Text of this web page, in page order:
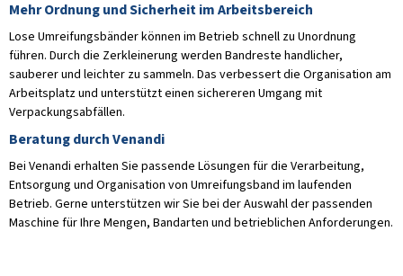
Mehr Ordnung und Sicherheit im Arbeitsbereich
Lose Umreifungsbänder können im Betrieb schnell zu Unordnung
führen. Durch die Zerkleinerung werden Bandreste handlicher,
sauberer und leichter zu sammeln. Das verbessert die Organisation am
Arbeitsplatz und unterstützt einen sichereren Umgang mit
Verpackungsabfällen.
Beratung durch Venandi
Bei Venandi erhalten Sie passende Lösungen für die Verarbeitung,
Entsorgung und Organisation von Umreifungsband im laufenden
Betrieb. Gerne unterstützen wir Sie bei der Auswahl der passenden
Maschine für Ihre Mengen, Bandarten und betrieblichen Anforderungen.